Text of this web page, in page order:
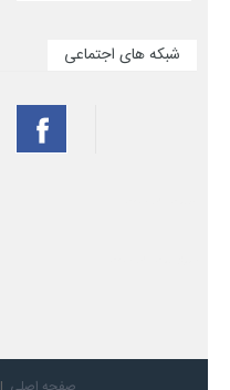
شبکه های اجتماعی